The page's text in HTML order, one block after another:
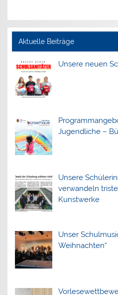
Aktuelle Beiträge
Unsere neuen
Jugendliche –
Unsere
verwandeln
Kunstwerke
Unser
Weihnachten“